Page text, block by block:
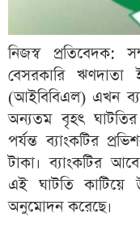
নিজস্ব
বেসরকারি ঋণদাতা
(আইবিবিএল) এখন
অন্যতম বৃহৎ
পর্যন্ত ব্যাংকটির
টাকা। ব্যাংকটির
এই ঘাটতি কাটিয়ে
অনুমোদন করেছে।